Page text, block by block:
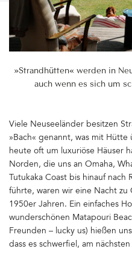
»Strandhütten« werden in
auch wenn es sich um
Viele Neuseeländer besitzen
»Bach« genannt, was mit Hütte
heute oft um luxuriöse Häuser
Norden, die uns an Omaha,
Tutukaka Coast bis hinauf
führte, waren wir eine Nacht zu
1950er Jahren. Ein einfaches
wunderschönen Matapouri
Freunden – lucky us) hießen
dass es schwerfiel, am